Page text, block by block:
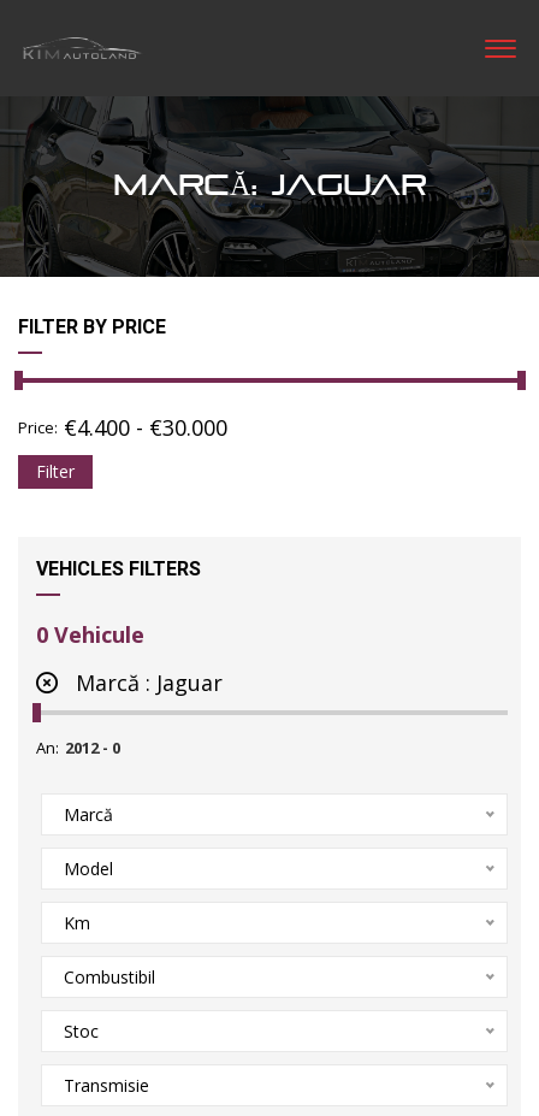
MARCĂ: JAGUAR
FILTER BY PRICE
Price: €4.400 - €30.000
Filter
VEHICLES FILTERS
0 Vehicule
Marcă : Jaguar
An:
Marcă
Model
Km
Combustibil
Stoc
Transmisie